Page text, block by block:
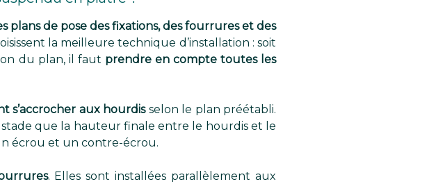
plans de pose des fixations, des fourrures et des
la meilleure technique d’installation : soit
du plan, il faut prendre en compte toutes les
s’accrocher aux hourdisselon le plan préétabli.
stade que la hauteur finale entre le hourdis et le
écrou et un contre-écrou.
. Elles sont installées parallèlement aux